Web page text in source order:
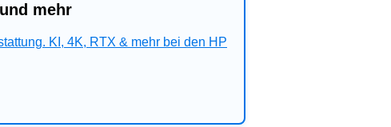
mehr
KI, 4K, RTX & mehr bei den HP